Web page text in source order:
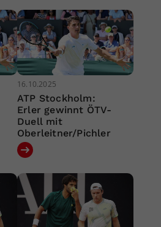
16.10.2025
ATP Stockholm:
Erler gewinnt ÖTV-
Duell mit
Oberleitner/Pichler